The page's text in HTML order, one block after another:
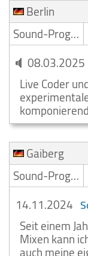
Berlin
Sound-Programmierer
08.03.2025
Live Coder
Gaiberg
Sound-Programmierer
14.11.2024
Seit einem
Mixen kann